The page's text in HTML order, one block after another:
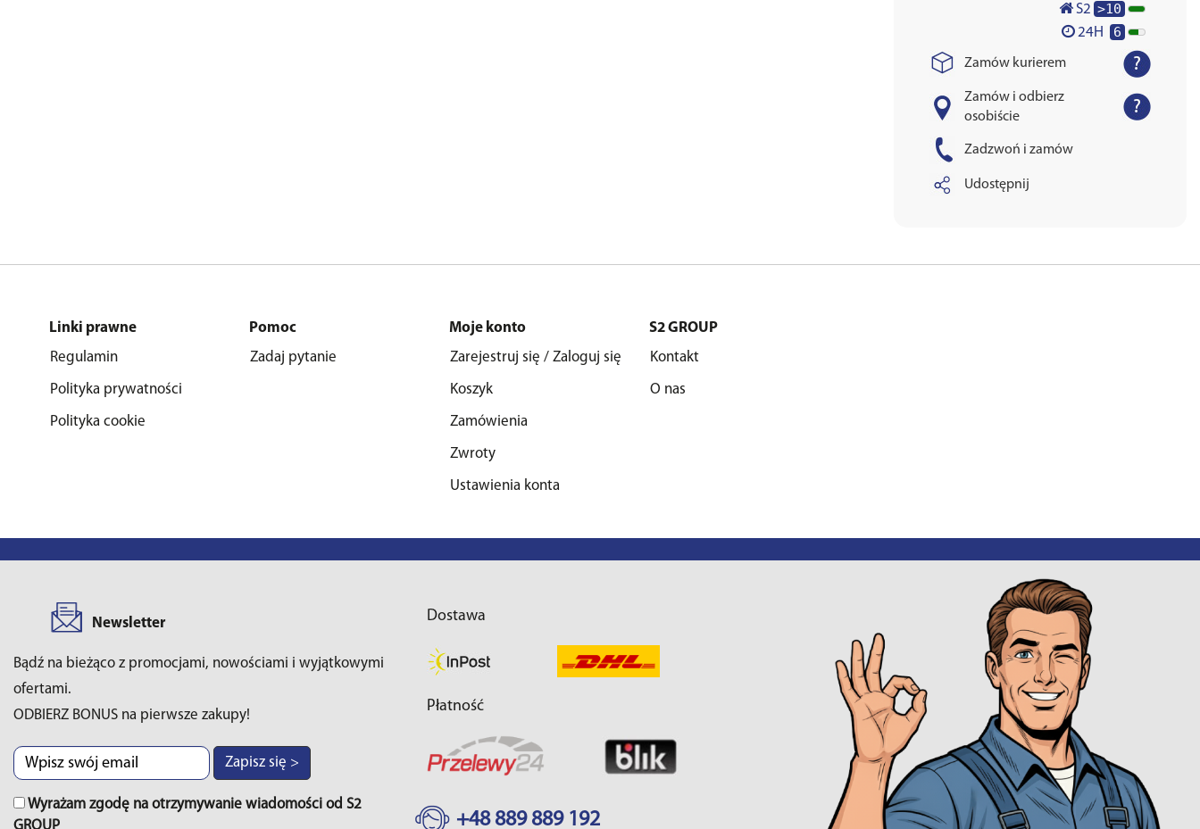
S2 >10
24H 6
Zamów kurierem
Zamów i odbierz
osobiście
Zadzwoń i zamów
Udostępnij
Linki prawne
Regulamin
Polityka prywatności
Polityka cookie
Pomoc
Zadaj pytanie
Moje konto
Zarejestruj się / Zaloguj się
Koszyk
Zamówienia
Zwroty
Ustawienia konta
S2 GROUP
Kontakt
O nas
Newsletter
Bądź na bieżąco z promocjami, nowościami i wyjątkowymi
ofertami.
ODBIERZ BONUS na pierwsze zakupy!
Zapisz się >
Wyrażam zgodę na otrzymywanie wiadomości od S2
GROUP
Dostawa
Płatność
+48 889 889 192